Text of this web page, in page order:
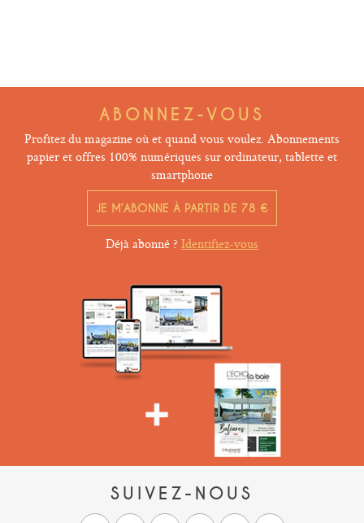
ABONNEZ-VOUS
Profitez du magazine où et quand vous voulez. Abonnements
papier et offres 100% numériques sur ordinateur, tablette et
smartphone
JE M’ABONNE À PARTIR DE 78 €
Déjà abonné ? Identifiez-vous
SUIVEZ-NOUS